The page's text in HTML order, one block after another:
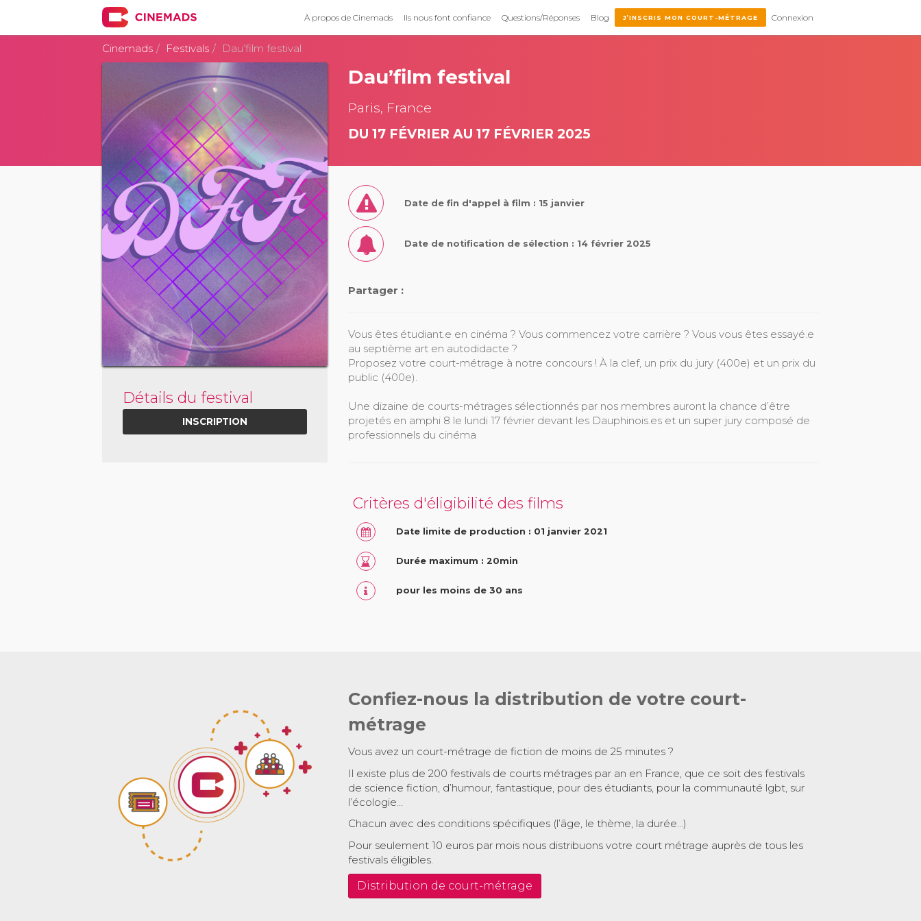
À propos de Cinemads Ils nous font confiance Questions/Réponses Blog J’INSCRIS MON COURT-MÉTRAGE Connexion
Cinemads Festivals Dau’film festival
Détails du festival
INSCRIPTION
Dau’film festival
Paris, France
DU 17 FÉVRIER AU 17 FÉVRIER 2025
Date de fin d'appel à film : 15 janvier
Date de notification de sélection : 14 février 2025
Partager :
Vous êtes étudiant.e en cinéma ? Vous commencez votre carrière ? Vous vous êtes essayé.e
au septième art en autodidacte ?
Proposez votre court-métrage à notre concours ! À la clef, un prix du jury (400e) et un prix du
public (400e).
Une dizaine de courts-métrages sélectionnés par nos membres auront la chance d’être
projetés en amphi 8 le lundi 17 février devant les Dauphinois.es et un super jury composé de
professionnels du cinéma
Critères d'éligibilité des films
Date limite de production : 01 janvier 2021
Durée maximum : 20min
pour les moins de 30 ans
Confiez-nous la distribution de votre court-
métrage
Vous avez un court-métrage de fiction de moins de 25 minutes ?
Il existe plus de 200 festivals de courts métrages par an en France, que ce soit des festivals
de science fiction, d’humour, fantastique, pour des étudiants, pour la communauté lgbt, sur
l’écologie…
Chacun avec des conditions spécifiques (l’âge, le thème, la durée…)
Pour seulement 10 euros par mois nous distribuons votre court métrage auprès de tous les
festivals éligibles.
Distribution de court-métrage